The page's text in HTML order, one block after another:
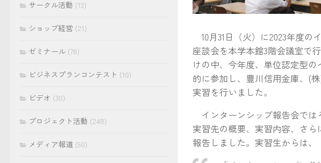
10月31日（火）に2023年度の
座談会を本学本館3階会議室で
けの中、今年度、単位認定型
的に参加し、豊川信用金庫、(
実習を行いました。
インターンシップ報告会では
実習先の概要、実習内容、さ
報告しました。実習生からは、
サークル活動 (13)
ショップ経営 (21)
ゼミナール (78)
ビジネスプランコンテスト (10)
ビデオ (30)
プロジェクト活動 (248)
メディア報道 (50)